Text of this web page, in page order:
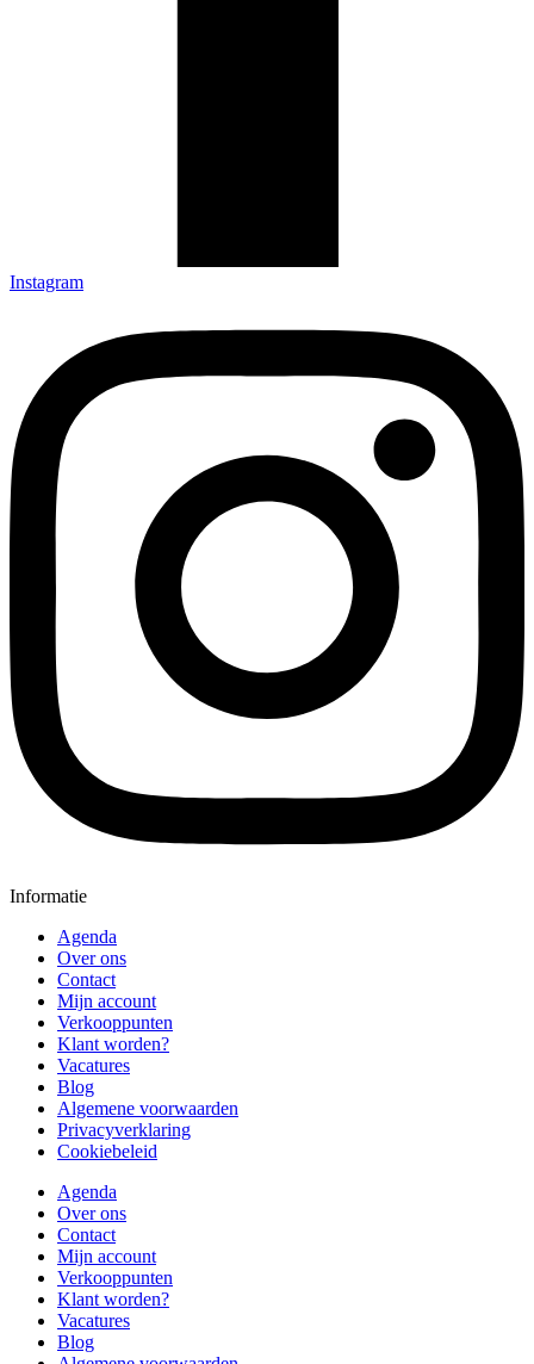
Instagram
Informatie
Agenda
Over ons
Contact
Mijn account
Verkooppunten
Klant worden?
Vacatures
Blog
Algemene voorwaarden
Privacyverklaring
Cookiebeleid
Agenda
Over ons
Contact
Mijn account
Verkooppunten
Klant worden?
Vacatures
Blog